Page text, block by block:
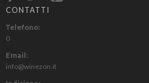
CONTATTI
Telefono:
0
Email:
info@winezon.it